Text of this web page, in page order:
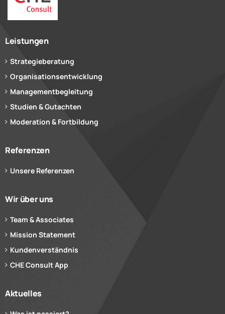
Leistungen
Strategieberatung
Organisationsentwicklung
Managementbegleitung
Studien & Gutachten
Moderation & Fortbildung
Referenzen
Unsere Referenzen
Wir über uns
Team & Associates
Mission Statement
Kundenverständnis
CHE Consult App
Aktuelles